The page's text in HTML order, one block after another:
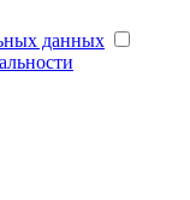
данных